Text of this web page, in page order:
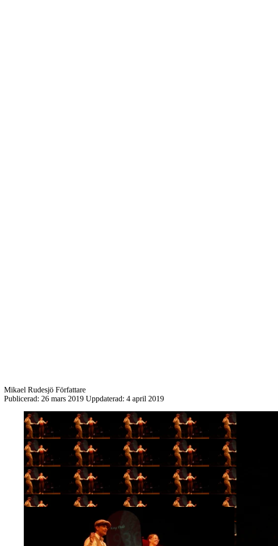
Mikael Rudesjö Författare
Publicerad: 26 mars 2019 Uppdaterad: 4 april 2019